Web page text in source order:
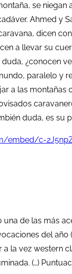
se niegan
Ahmed y
dicen
a llevar su
duda, ¿conocen
paralelo y
a las montañas
duda, es su
embed/c-
una de las más
del año
a la vez western
(…)